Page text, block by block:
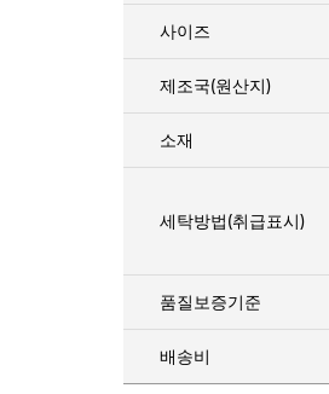
사이즈
제조국(원산지)
소재
세탁방법(취급표시)
품질보증기준
배송비